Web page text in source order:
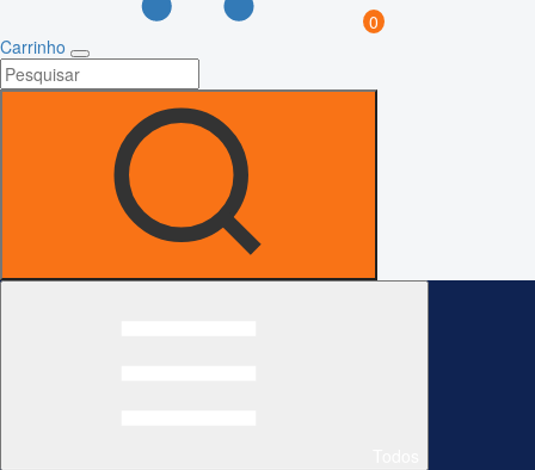
0
Carrinho